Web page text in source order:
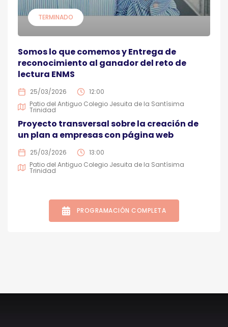
TERMINADO
Somos lo que comemos y Entrega de
reconocimiento al ganador del reto de
lectura ENMS
25/03/2026
12:00
Patio del Antiguo Colegio Jesuita de la Santísima
Trinidad
Proyecto transversal sobre la creación de
un plan a empresas con página web
25/03/2026
13:00
Patio del Antiguo Colegio Jesuita de la Santísima
Trinidad
PROGRAMACIÓN COMPLETA